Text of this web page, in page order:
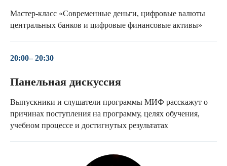
Мастер-класс «Современные деньги, цифровые валюты
центральных банков и цифровые финансовые активы»
20:00– 20:30
Панельная дискуссия
Выпускники и слушатели программы МИФ расскажут о
причинах поступления на программу, целях обучения,
учебном процессе и достигнутых результатах